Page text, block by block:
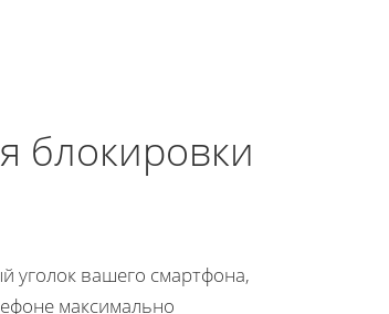
блокировки
уголок вашего смартфона,
максимально